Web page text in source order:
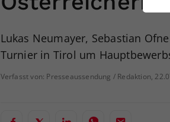
Lukas Neumayer, Sebastian
Turnier in Tirol um
Verfasst von: Presseaussendung / Redaktion,